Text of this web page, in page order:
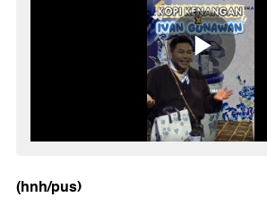
(hnh/pus)